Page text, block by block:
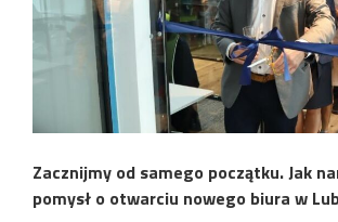
Zacznijmy od samego początku. Jak
pomysł o otwarciu nowego biura w